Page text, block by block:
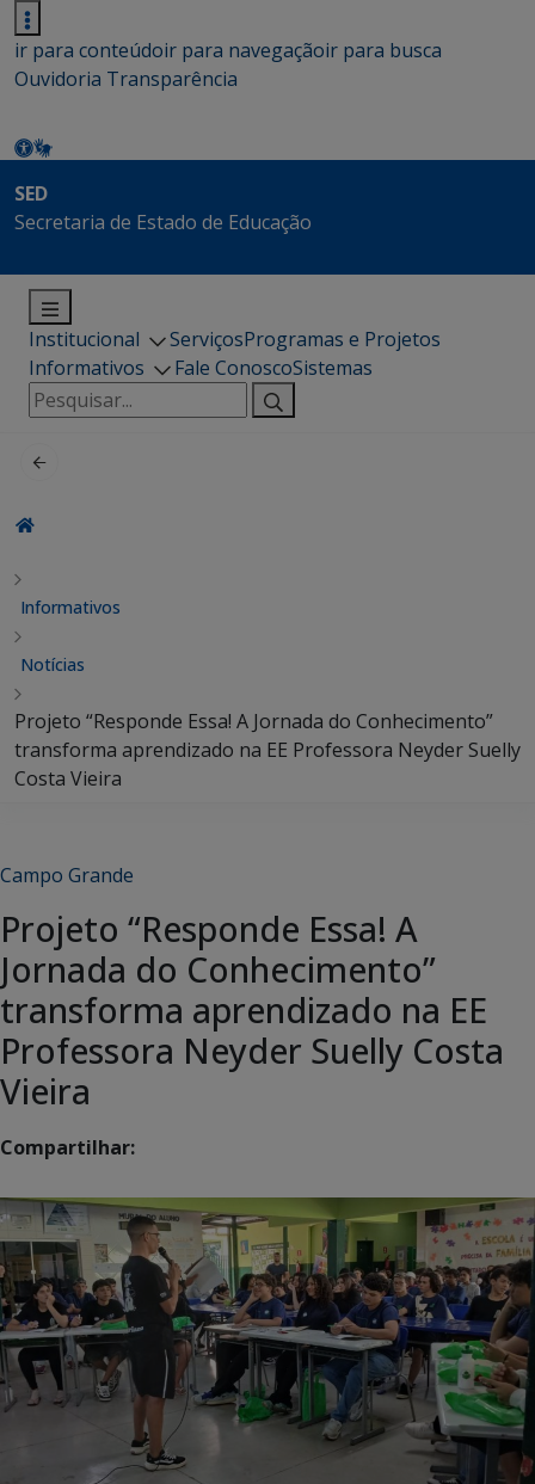
ir para conteúdoir para navegaçãoir para busca
Ouvidoria Transparência
SED
Secretaria de Estado de Educação
Institucional ServiçosProgramas e Projetos
Informativos
Fale ConoscoSistemas
Pesquisar
por:
Informativos
Notícias
Projeto “Responde Essa! A Jornada do Conhecimento”
transforma aprendizado na EE Professora Neyder Suelly
Costa Vieira
Campo Grande
Projeto “Responde Essa! A
Jornada do Conhecimento”
transforma aprendizado na EE
Professora Neyder Suelly Costa
Vieira
Compartilhar: